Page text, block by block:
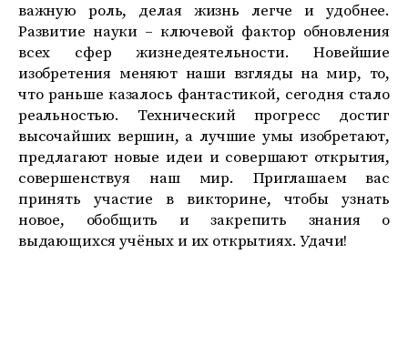
важную роль, делая жизнь легче и удобнее.
Развитие науки – ключевой фактор обновления
всех сфер жизнедеятельности. Новейшие
изобретения меняют наши взгляды на мир, то,
что раньше казалось фантастикой, сегодня стало
реальностью. Технический прогресс достиг
высочайших вершин, а лучшие умы изобретают,
предлагают новые идеи и совершают открытия,
совершенствуя наш мир. Приглашаем вас
принять участие в викторине, чтобы узнать
новое, обобщить и закрепить знания о
выдающихся учёных и их открытиях. Удачи!